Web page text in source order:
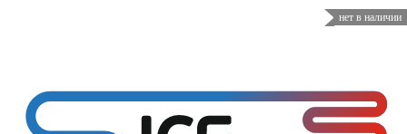
нет в наличии